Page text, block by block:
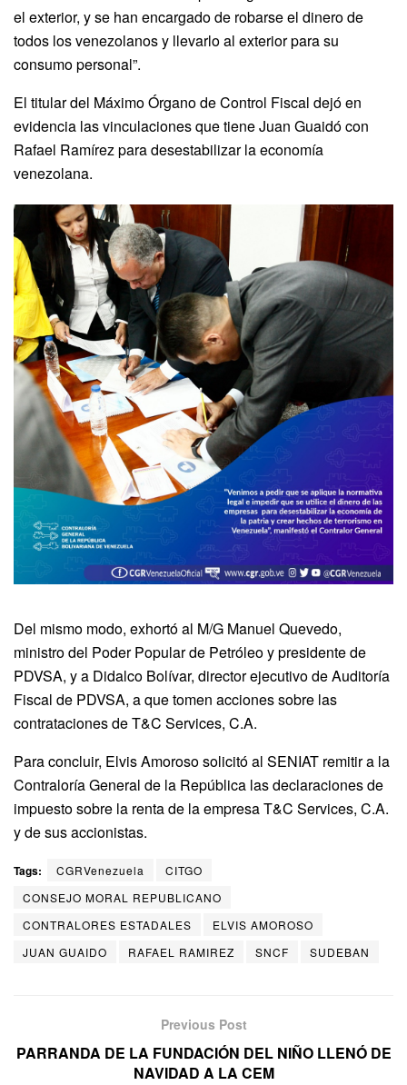
el exterior, y se han encargado de robarse el dinero de
todos los venezolanos y llevarlo al exterior para su
consumo personal”.
El titular del Máximo Órgano de Control Fiscal dejó en
evidencia las vinculaciones que tiene Juan Guaidó con
Rafael Ramírez para desestabilizar la economía
venezolana.
Del mismo modo, exhortó al M/G Manuel Quevedo,
ministro del Poder Popular de Petróleo y presidente de
PDVSA, y a Didalco Bolívar, director ejecutivo de Auditoría
Fiscal de PDVSA, a que tomen acciones sobre las
contrataciones de T&C Services, C.A.
Para concluir, Elvis Amoroso solicitó al SENIAT remitir a la
Contraloría General de la República las declaraciones de
impuesto sobre la renta de la empresa T&C Services, C.A.
y de sus accionistas.
Tags: CGRVenezuela
CITGO
CONSEJO MORAL REPUBLICANO
CONTRALORES ESTADALES
ELVIS AMOROSO
JUAN GUAIDO
RAFAEL RAMIREZ SNCF SUDEBAN
Previous Post
PARRANDA DE LA FUNDACIÓN DEL NIÑO LLENÓ DE
NAVIDAD A LA CEM